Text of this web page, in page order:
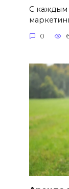
С каждым
0